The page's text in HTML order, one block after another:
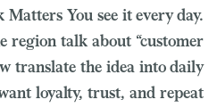
You see it every day.
region talk about “customer
translate the idea into daily
loyalty, trust, and repeat